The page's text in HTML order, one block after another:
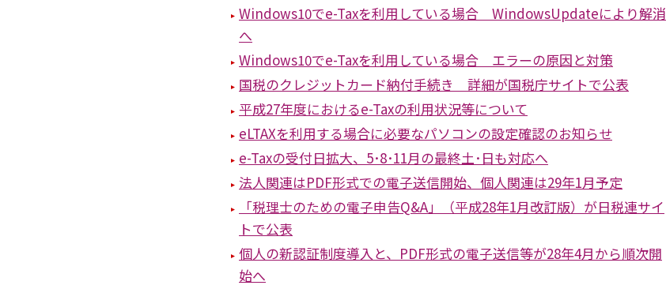
Windows10でe-Taxを利用している場合 WindowsUpdateにより解消
へ
Windows10でe-Taxを利用している場合 エラーの原因と対策
国税のクレジットカード納付手続き 詳細が国税庁サイトで公表
平成27年度におけるe-Taxの利用状況等について
eLTAXを利用する場合に必要なパソコンの設定確認のお知らせ
e-Taxの受付日拡大、5･8･11月の最終土･日も対応へ
法人関連はPDF形式での電子送信開始、個人関連は29年1月予定
「税理士のための電子申告Q&A」（平成28年1月改訂版）が日税連サイ
トで公表
個人の新認証制度導入と、PDF形式の電子送信等が28年4月から順次開
始へ